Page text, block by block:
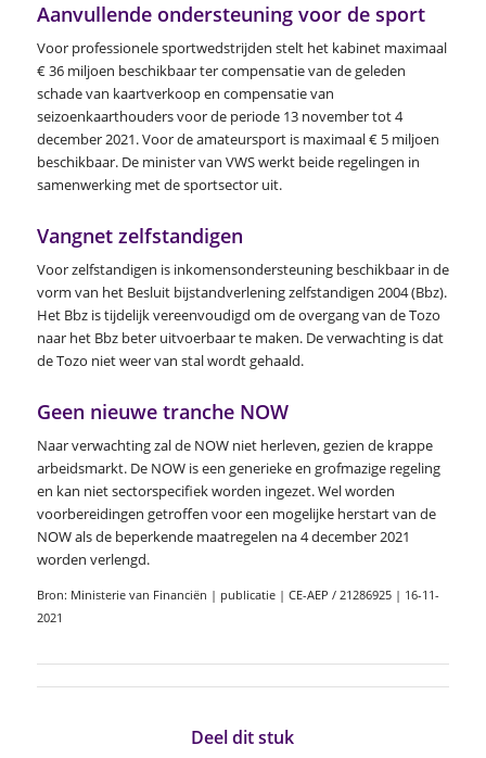
Aanvullende ondersteuning voor de sport
Voor professionele sportwedstrijden stelt het kabinet maximaal
€ 36 miljoen beschikbaar ter compensatie van de geleden
schade van kaartverkoop en compensatie van
seizoenkaarthouders voor de periode 13 november tot 4
december 2021. Voor de amateursport is maximaal € 5 miljoen
beschikbaar. De minister van VWS werkt beide regelingen in
samenwerking met de sportsector uit.
Vangnet zelfstandigen
Voor zelfstandigen is inkomensondersteuning beschikbaar in de
vorm van het Besluit bijstandverlening zelfstandigen 2004 (Bbz).
Het Bbz is tijdelijk vereenvoudigd om de overgang van de Tozo
naar het Bbz beter uitvoerbaar te maken. De verwachting is dat
de Tozo niet weer van stal wordt gehaald.
Geen nieuwe tranche NOW
Naar verwachting zal de NOW niet herleven, gezien de krappe
arbeidsmarkt. De NOW is een generieke en grofmazige regeling
en kan niet sectorspecifiek worden ingezet. Wel worden
voorbereidingen getroffen voor een mogelijke herstart van de
NOW als de beperkende maatregelen na 4 december 2021
worden verlengd.
Bron: Ministerie van Financiën | publicatie | CE-AEP / 21286925 | 16-11-
2021
Deel dit stuk